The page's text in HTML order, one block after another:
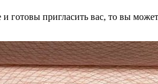
готовы пригласить вас, то вы